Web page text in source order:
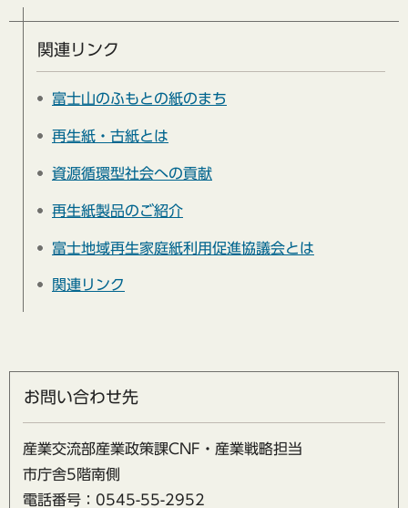
関連リンク
富士山のふもとの紙のまち
再生紙・古紙とは
資源循環型社会への貢献
再生紙製品のご紹介
富士地域再生家庭紙利用促進協議会とは
関連リンク
お問い合わせ先
産業交流部産業政策課CNF・産業戦略担当
市庁舎5階南側
電話番号：0545-55-2952